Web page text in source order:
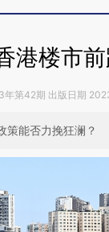
港楼市
年第42期 出版日期
策能否力挽狂澜？